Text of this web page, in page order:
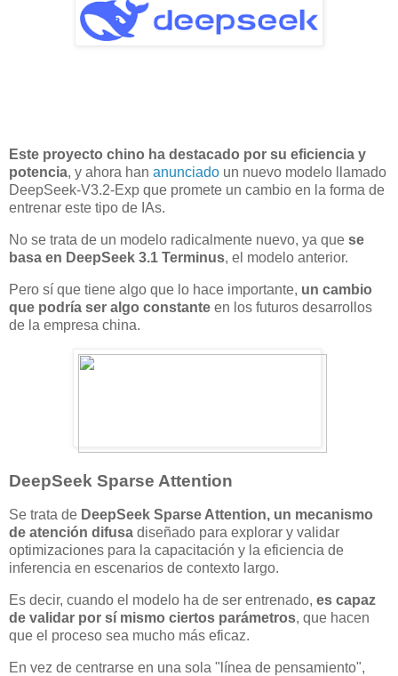
Este proyecto chino ha destacado por su eficiencia y
potencia, y ahora han anunciado un nuevo modelo llamado
DeepSeek-V3.2-Exp que promete un cambio en la forma de
entrenar este tipo de IAs.
No se trata de un modelo radicalmente nuevo, ya que se
basa en DeepSeek 3.1 Terminus, el modelo anterior.
Pero sí que tiene algo que lo hace importante, un cambio
que podría ser algo constante en los futuros desarrollos
de la empresa china.
DeepSeek Sparse Attention
Se trata de DeepSeek Sparse Attention, un mecanismo
de atención difusa diseñado para explorar y validar
optimizaciones para la capacitación y la eficiencia de
inferencia en escenarios de contexto largo.
Es decir, cuando el modelo ha de ser entrenado, es capaz
de validar por sí mismo ciertos parámetros, que hacen
que el proceso sea mucho más eficaz.
En vez de centrarse en una sola "línea de pensamiento",